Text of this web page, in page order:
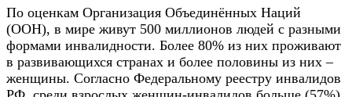
По оценкам Организация Объединённых Наций
(ООН), в мире живут 500 миллионов людей с разными
формами инвалидности. Более 80% из них проживают
в развивающихся странах и более половины из них –
женщины. Согласно Федеральному реестру инвалидов